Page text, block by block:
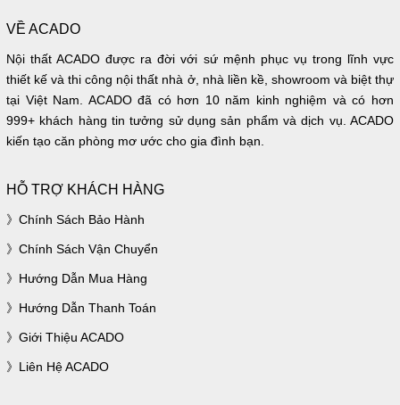
VỀ ACADO
Nội thất ACADO được ra đời với sứ mệnh phục vụ trong lĩnh vực
thiết kế và thi công nội thất nhà ở, nhà liền kề, showroom và biệt thự
tại Việt Nam. ACADO đã có hơn 10 năm kinh nghiệm và có hơn
999+ khách hàng tin tưởng sử dụng sản phẩm và dịch vụ. ACADO
kiến tạo căn phòng mơ ước cho gia đình bạn.
HỖ TRỢ KHÁCH HÀNG
Chính Sách Bảo Hành
Chính Sách Vận Chuyển
Hướng Dẫn Mua Hàng
Hướng Dẫn Thanh Toán
Giới Thiệu ACADO
Liên Hệ ACADO